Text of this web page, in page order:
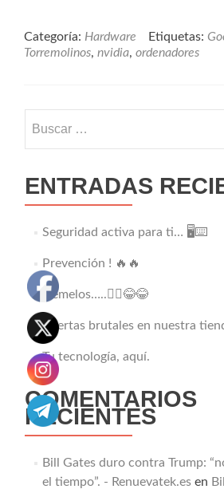
Categoría: Hardware Etiquetas:
Torremolinos, nvidia, ordenadores
ENTRADAS
Seguridad activa para ti… 🖥️⌨️
Prevención ! 🔥🔥
Gemelos…..👯‍♂️😂😂
Ofertas brutales en nuestra
Tu tecnología, aquí.
COMENTARIOS
RECIENTES
Bill Gates duro contra Trump:
el tiempo”. - Renuevatek.esen